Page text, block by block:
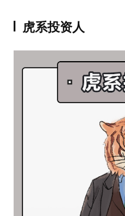
虎系投资人